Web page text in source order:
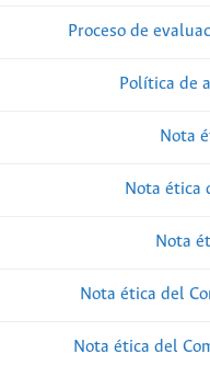
Proceso de
Política de
Nota
Nota ética
Nota
Nota ética del
Nota ética del